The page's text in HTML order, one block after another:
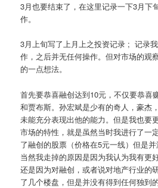
3月也要结束了，在这里记录一下3月下
作。
3月上旬写了上月上之投资记录 ; 记录
作，之后并无任何操作。但对市场的观
的一点想法。
首先要恭喜融创达到10元，不仅要恭喜
和贾布斯。孙宏斌是少有的奇人，豪杰
未能充分表现出他的能力。但是我也要
市场的特性，就是虽然当时我进行了一
了融创的股票（价格在5元一线）但是并
当然我走掉的原因是因为我认为我有更
还是因为对融创，或者说对地产行业的
了几个楼盘，但是并没有得到任何独到